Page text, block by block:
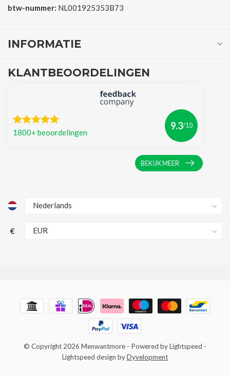
btw-nummer: NL001925353B73
INFORMATIE
KLANTBEOORDELINGEN
1800+ beoordelingen
9.3/10
BEKIJK MEER
€
© Copyright 2026 Menwantmore - Powered byLightspeed -
Lightspeed design byDyvelopment